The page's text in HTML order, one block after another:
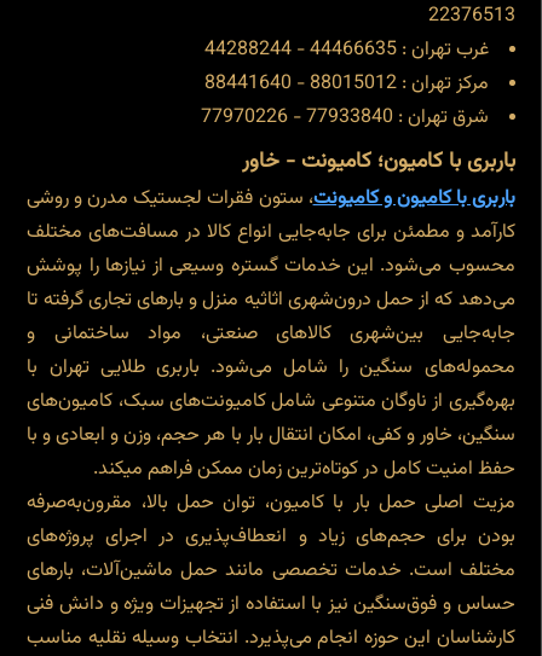
22376513
غرب تهران : 44466635 - 44288244
مرکز تهران : 88015012 - 88441640
شرق تهران : 77933840 - 77970226
باربری با کامیون؛ کامیونت - خاور
باربری با کامیون و کامیونت، ستون فقرات لجستیک مدرن و روشی
کارآمد و مطمئن برای جابه‌جایی انواع کالا در مسافت‌های مختلف
محسوب می‌شود. این خدمات گستره وسیعی از نیازها را پوشش
می‌دهد که از حمل درون‌شهری اثاثیه منزل و بارهای تجاری گرفته تا
جابه‌جایی بین‌شهری کالاهای صنعتی، مواد ساختمانی و
محموله‌های سنگین را شامل می‌شود. باربری طلایی تهران با
بهره‌گیری از ناوگان متنوعی شامل کامیونت‌های سبک، کامیون‌های
سنگین، خاور و کفی، امکان انتقال بار با هر حجم، وزن و ابعادی و با
حفظ امنیت کامل در کوتاه‌ترین زمان ممکن فراهم میکند.
مزیت اصلی حمل بار با کامیون، توان حمل بالا، مقرون‌به‌صرفه
بودن برای حجم‌های زیاد و انعطاف‌پذیری در اجرای پروژه‌های
مختلف است. خدمات تخصصی مانند حمل ماشین‌آلات، بارهای
حساس و فوق‌سنگین نیز با استفاده از تجهیزات ویژه و دانش فنی
کارشناسان این حوزه انجام می‌پذیرد. انتخاب وسیله نقلیه مناسب